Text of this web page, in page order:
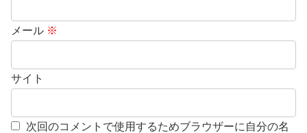
メール ※
サイト
次回のコメントで使用するためブラウザーに自分の名